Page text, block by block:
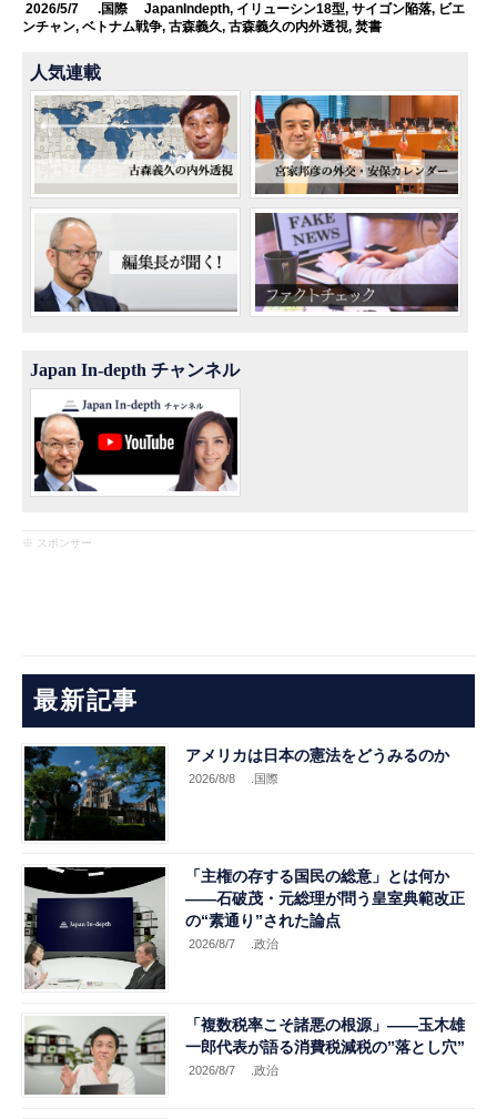
2026/5/7 .国際 JapanIndepth, イリューシン18型, サイゴン陥落, ビエ
ンチャン,ベトナム戦争,古森義久,古森義久の内外透視,焚書
人気連載
Japan In-depth チャンネル
※ スポンサー
最新記事
アメリカは日本の憲法をどうみるのか
2026/8/8 .国際
「主権の存する国民の総意」とは何か
――石破茂・元総理が問う皇室典範改正
の“素通り”された論点
2026/8/7 .政治
「複数税率こそ諸悪の根源」――玉木雄
一郎代表が語る消費税減税の”落とし穴”
2026/8/7 .政治